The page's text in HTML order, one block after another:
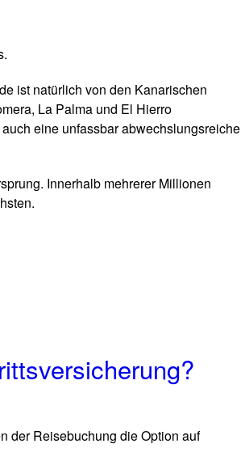
ist natürlich von den Kanarischen
La Palma und El Hierro
eine unfassbar abwechslungsreiche
Innerhalb mehrerer Millionen
der Reisebuchung die Option auf